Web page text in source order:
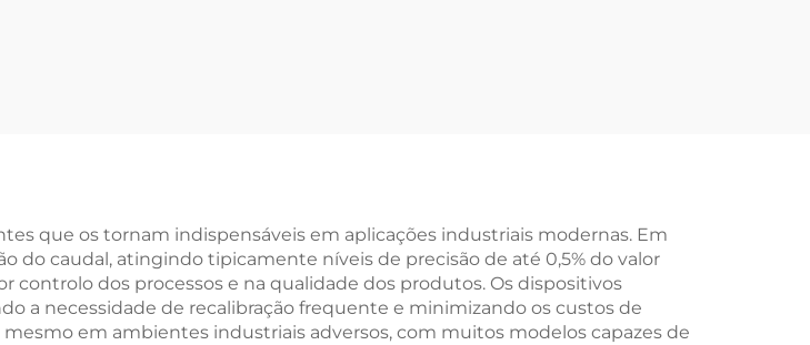
que os tornam indispensáveis em aplicações industriais modernas. Em
do caudal, atingindo tipicamente níveis de precisão de até 0,5% do valor
dos processos e na qualidade dos produtos. Os dispositivos
a necessidade de recalibração frequente e minimizando os custos de
em ambientes industriais adversos, com muitos modelos capazes de